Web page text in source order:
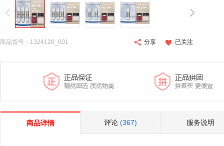
商品货号：1324120_001 分享 已关注
商品详情 评论 (367) 服务说明